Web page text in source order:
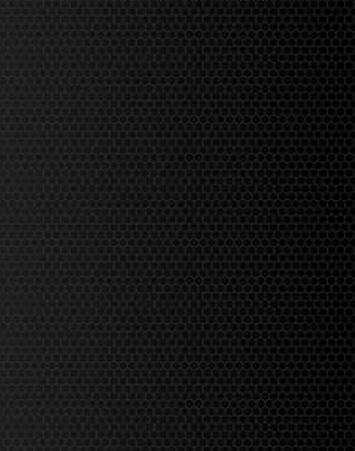
Vom Normalo zum
Helden
03.08.2026
Manchmal kann ein ganz
Moment das ganze Leben
verändern.